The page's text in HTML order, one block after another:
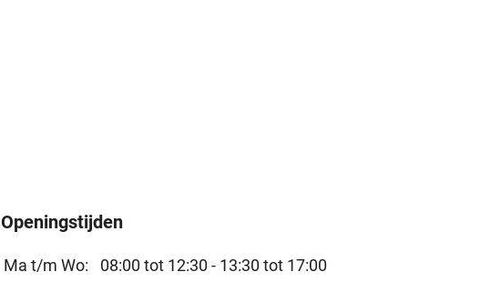
Openingstijden
Ma t/m Wo: 08:00 tot 12:30 - 13:30 tot 17:00